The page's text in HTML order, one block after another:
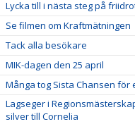
Lycka till i nästa steg på
Se filmen om Kraftmätningen
Tack alla besökare
MIK-dagen den 25 april
Många tog Sista Chansen för
Lagseger i
silver till Cornelia